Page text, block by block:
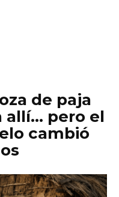
de paja
allí… pero el
cambió